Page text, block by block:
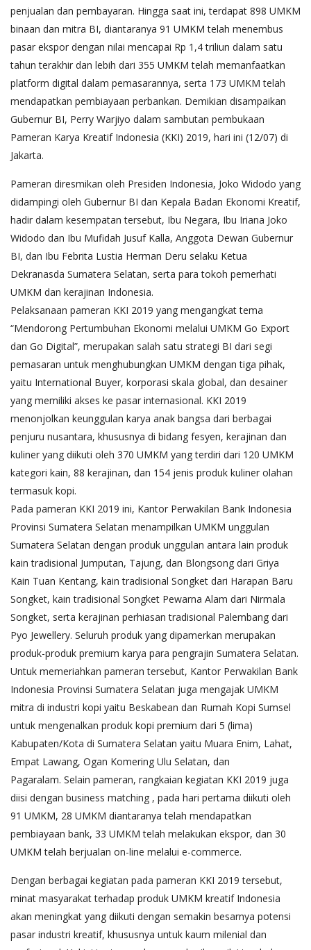
penjualan dan pembayaran. Hingga saat ini, terdapat 898 UMKM
binaan dan mitra BI, diantaranya 91 UMKM telah menembus
pasar ekspor dengan nilai mencapai Rp 1,4 triliun dalam satu
tahun terakhir dan lebih dari 355 UMKM telah memanfaatkan
platform digital dalam pemasarannya, serta 173 UMKM telah
mendapatkan pembiayaan perbankan. Demikian disampaikan
Gubernur BI, Perry Warjiyo dalam sambutan pembukaan
Pameran Karya Kreatif Indonesia (KKI) 2019, hari ini (12/07) di
Jakarta.
Pameran diresmikan oleh Presiden Indonesia, Joko Widodo yang
didampingi oleh Gubernur BI dan Kepala Badan Ekonomi Kreatif,
hadir dalam kesempatan tersebut, Ibu Negara, Ibu Iriana Joko
Widodo dan Ibu Mufidah Jusuf Kalla, Anggota Dewan Gubernur
BI, dan Ibu Febrita Lustia Herman Deru selaku Ketua
Dekranasda Sumatera Selatan, serta para tokoh pemerhati
UMKM dan kerajinan Indonesia.
Pelaksanaan pameran KKI 2019 yang mengangkat tema
“Mendorong Pertumbuhan Ekonomi melalui UMKM Go Export
dan Go Digital”, merupakan salah satu strategi BI dari segi
pemasaran untuk menghubungkan UMKM dengan tiga pihak,
yaitu International Buyer, korporasi skala global, dan desainer
yang memiliki akses ke pasar internasional. KKI 2019
menonjolkan keunggulan karya anak bangsa dari berbagai
penjuru nusantara, khususnya di bidang fesyen, kerajinan dan
kuliner yang diikuti oleh 370 UMKM yang terdiri dari 120 UMKM
kategori kain, 88 kerajinan, dan 154 jenis produk kuliner olahan
termasuk kopi.
Pada pameran KKI 2019 ini, Kantor Perwakilan Bank Indonesia
Provinsi Sumatera Selatan menampilkan UMKM unggulan
Sumatera Selatan dengan produk unggulan antara lain produk
kain tradisional Jumputan, Tajung, dan Blongsong dari Griya
Kain Tuan Kentang, kain tradisional Songket dari Harapan Baru
Songket, kain tradisional Songket Pewarna Alam dari Nirmala
Songket, serta kerajinan perhiasan tradisional Palembang dari
Pyo Jewellery. Seluruh produk yang dipamerkan merupakan
produk-produk premium karya para pengrajin Sumatera Selatan.
Untuk memeriahkan pameran tersebut, Kantor Perwakilan Bank
Indonesia Provinsi Sumatera Selatan juga mengajak UMKM
mitra di industri kopi yaitu Beskabean dan Rumah Kopi Sumsel
untuk mengenalkan produk kopi premium dari 5 (lima)
Kabupaten/Kota di Sumatera Selatan yaitu Muara Enim, Lahat,
Empat Lawang, Ogan Komering Ulu Selatan, dan
Pagaralam. Selain pameran, rangkaian kegiatan KKI 2019 juga
diisi dengan business matching , pada hari pertama diikuti oleh
91 UMKM, 28 UMKM diantaranya telah mendapatkan
pembiayaan bank, 33 UMKM telah melakukan ekspor, dan 30
UMKM telah berjualan on-line melalui e-commerce.
Dengan berbagai kegiatan pada pameran KKI 2019 tersebut,
minat masyarakat terhadap produk UMKM kreatif Indonesia
akan meningkat yang diikuti dengan semakin besarnya potensi
pasar industri kreatif, khususnya untuk kaum milenial dan